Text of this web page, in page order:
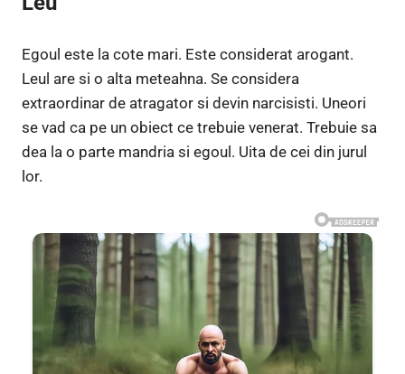
Egoul este la cote mari. Este considerat arogant.
Leul are si o alta meteahna. Se considera
extraordinar de atragator si devin narcisisti. Uneori
se vad ca pe un obiect ce trebuie venerat. Trebuie sa
dea la o parte mandria si egoul. Uita de cei din jurul
lor.